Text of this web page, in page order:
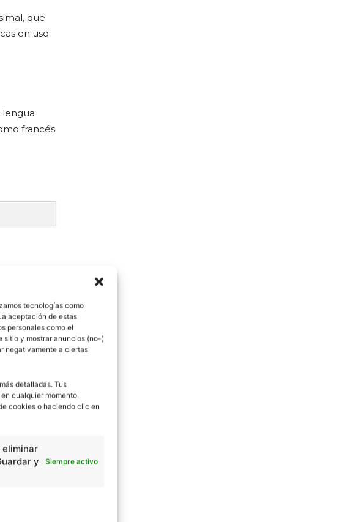
tecnologías como
aceptación de estas
personales como el
sitio y mostrar anuncios (no-)
negativamente a ciertas
detalladas. Tus
cualquier momento,
cookies o haciendo clic en
y
Siempre activo
que
en uso
lengua
francés